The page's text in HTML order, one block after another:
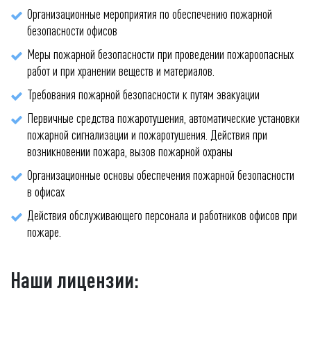
Организационные мероприятия по обеспечению пожарной
безопасности офисов
Меры пожарной безопасности при проведении пожароопасных
работ и при хранении веществ и материалов.
Требования пожарной безопасности к путям эвакуации
Первичные средства пожаротушения, автоматические установки
пожарной сигнализации и пожаротушения. Действия при
возникновении пожара, вызов пожарной охраны
Организационные основы обеспечения пожарной безопасности
в офисах
Действия обслуживающего персонала и работников офисов при
пожаре.
Наши лицензии: